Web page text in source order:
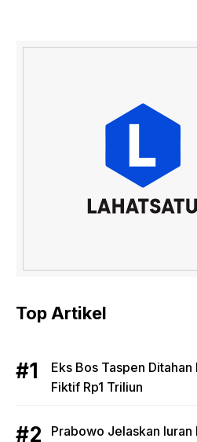
Top Artikel
Eks Bos Taspen
Fiktif Rp1 Triliun
Prabowo Jelaskan Iuran